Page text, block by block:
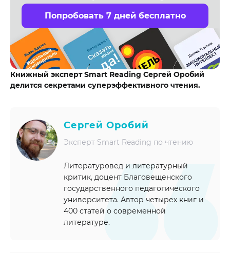
Попробовать 7 дней бесплатно
Книжный эксперт Smart Reading Сергей Оробий
делится секретами суперэффективного чтения.
Сергей Оробий
Эксперт Smart Reading по чтению
Литературовед и литературный
критик, доцент Благовещенского
государственного педагогического
университета. Автор четырех книг и
400 статей о современной
литературе.